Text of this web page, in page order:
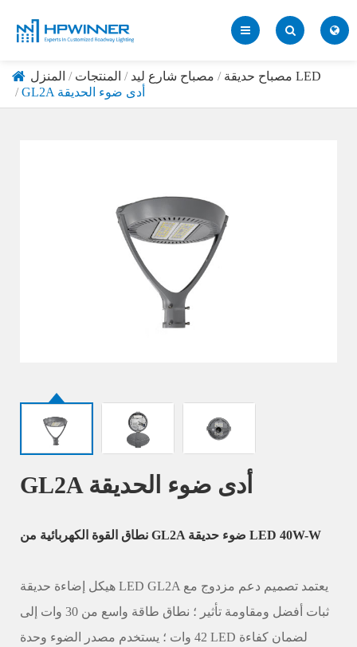
المنزل المنتجات مصباح شارع ليد
مصباح حديقة LED
GL2A أدى ضوء الحديقة
GL2A أدى ضوء الحديقة
نطاق القوة الكهربائية من GL2A ضوء حديقة LED 40W-W
هيكل إضاءة حديقة LED GL2A يعتمد تصميم دعم مزدوج مع
ثبات أفضل ومقاومة تأثير ؛ نطاق طاقة واسع من 30 وات إلى
42 وات ؛ يستخدم مصدر الضوء وحدة LED لضمان كفاءة